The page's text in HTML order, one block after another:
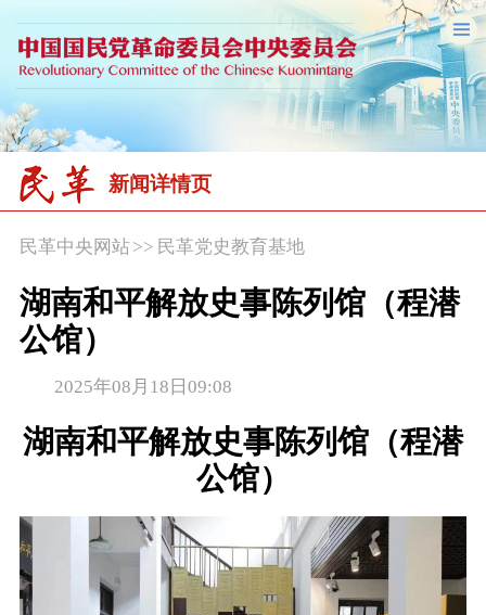
新闻详情页
民革中央网站>> 民革党史教育基地
湖南和平解放史事陈列馆（程潜
公馆）
2025年08月18日09:08
湖南和平解放史事陈列馆（程潜
公馆）